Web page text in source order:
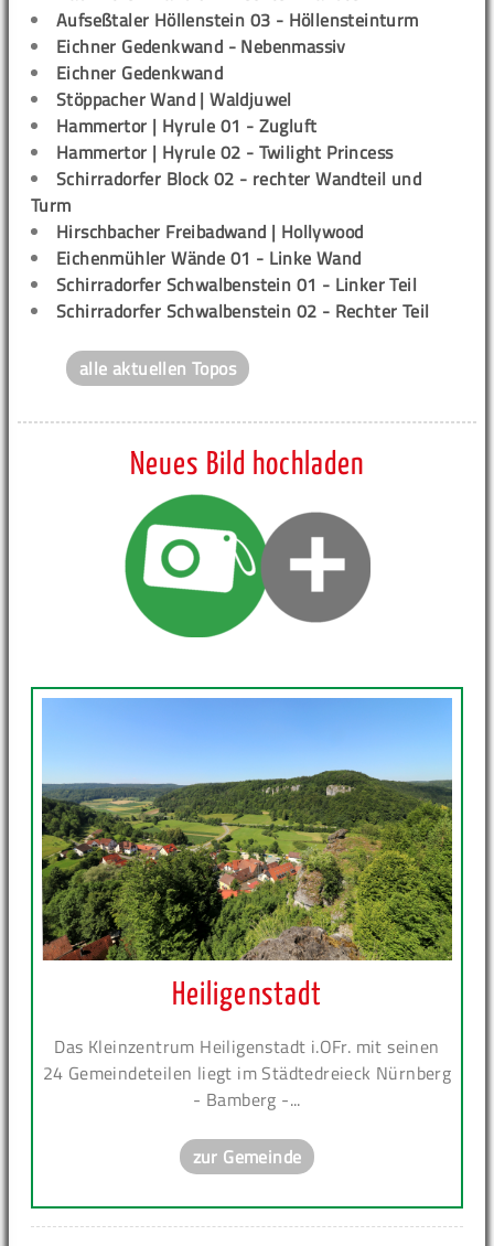
Aufseßtaler Höllenstein 03 - Höllensteinturm
Eichner Gedenkwand - Nebenmassiv
Eichner Gedenkwand
Stöppacher Wand | Waldjuwel
Hammertor | Hyrule 01 - Zugluft
Hammertor | Hyrule 02 - Twilight Princess
Schirradorfer Block 02 - rechter Wandteil und
Turm
Hirschbacher Freibadwand | Hollywood
Eichenmühler Wände 01 - Linke Wand
Schirradorfer Schwalbenstein 01 - Linker Teil
Schirradorfer Schwalbenstein 02 - Rechter Teil
alle aktuellen Topos
Neues Bild hochladen
Heiligenstadt
Das Kleinzentrum Heiligenstadt i.OFr. mit seinen
24 Gemeindeteilen liegt im Städtedreieck Nürnberg
- Bamberg -...
zur Gemeinde